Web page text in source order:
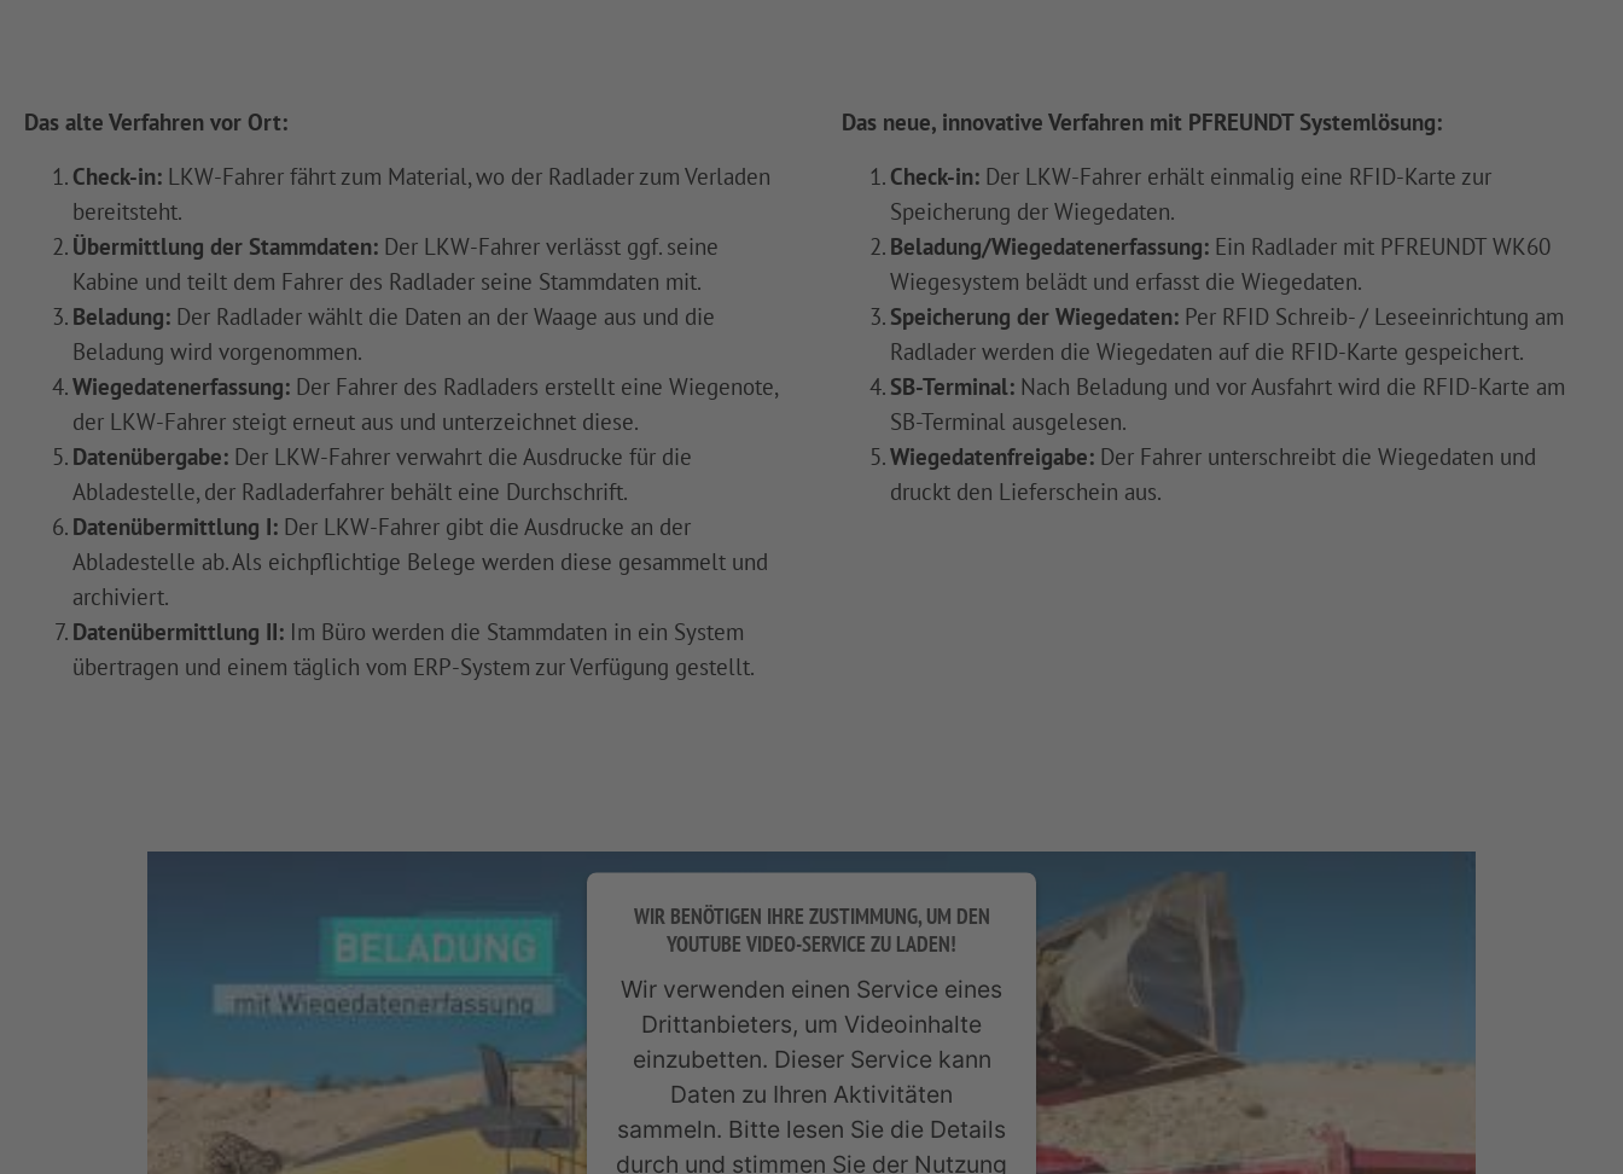
Das alte Verfahren vor Ort:
Check-in: LKW-Fahrer fährt zum Material, wo der Radlader zum Verladen
bereitsteht.
Übermittlung der Stammdaten: Der LKW-Fahrer verlässt ggf. seine
Kabine und teilt dem Fahrer des Radlader seine Stammdaten mit.
Beladung: Der Radlader wählt die Daten an der Waage aus und die
Beladung wird vorgenommen.
Wiegedatenerfassung: Der Fahrer des Radladers erstellt eine Wiegenote,
der LKW-Fahrer steigt erneut aus und unterzeichnet diese.
Datenübergabe: Der LKW-Fahrer verwahrt die Ausdrucke für die
Abladestelle, der Radladerfahrer behält eine Durchschrift.
Datenübermittlung I: Der LKW-Fahrer gibt die Ausdrucke an der
Abladestelle ab. Als eichpflichtige Belege werden diese gesammelt und
archiviert.
Datenübermittlung II: Im Büro werden die Stammdaten in ein System
übertragen und einem täglich vom ERP-System zur Verfügung gestellt.
Das neue, innovative Verfahren mit PFREUNDT Systemlösung:
Check-in: Der LKW-Fahrer erhält einmalig eine RFID-Karte zur
Speicherung der Wiegedaten.
Beladung/Wiegedatenerfassung: Ein Radlader mit PFREUNDT WK60
Wiegesystem belädt und erfasst die Wiegedaten.
Speicherung der Wiegedaten: Per RFID Schreib- / Leseeinrichtung am
Radlader werden die Wiegedaten auf die RFID-Karte gespeichert.
SB-Terminal: Nach Beladung und vor Ausfahrt wird die RFID-Karte am
SB-Terminal ausgelesen.
Wiegedatenfreigabe: Der Fahrer unterschreibt die Wiegedaten und
druckt den Lieferschein aus.
WIR BENÖTIGEN IHRE ZUSTIMMUNG, UM DEN
YOUTUBE VIDEO-SERVICE ZU LADEN!
Wir verwenden einen Service eines
Drittanbieters, um Videoinhalte
einzubetten. Dieser Service kann
Daten zu Ihren Aktivitäten
sammeln. Bitte lesen Sie die Details
durch und stimmen Sie der Nutzung